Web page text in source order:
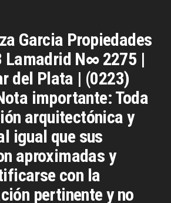
Garcia Propiedades
Lamadrid N∞ 2275 |
del Plata | (0223)
importante: Toda
arquitectónica y
igual que sus
aproximadas y
con la
pertinente y no